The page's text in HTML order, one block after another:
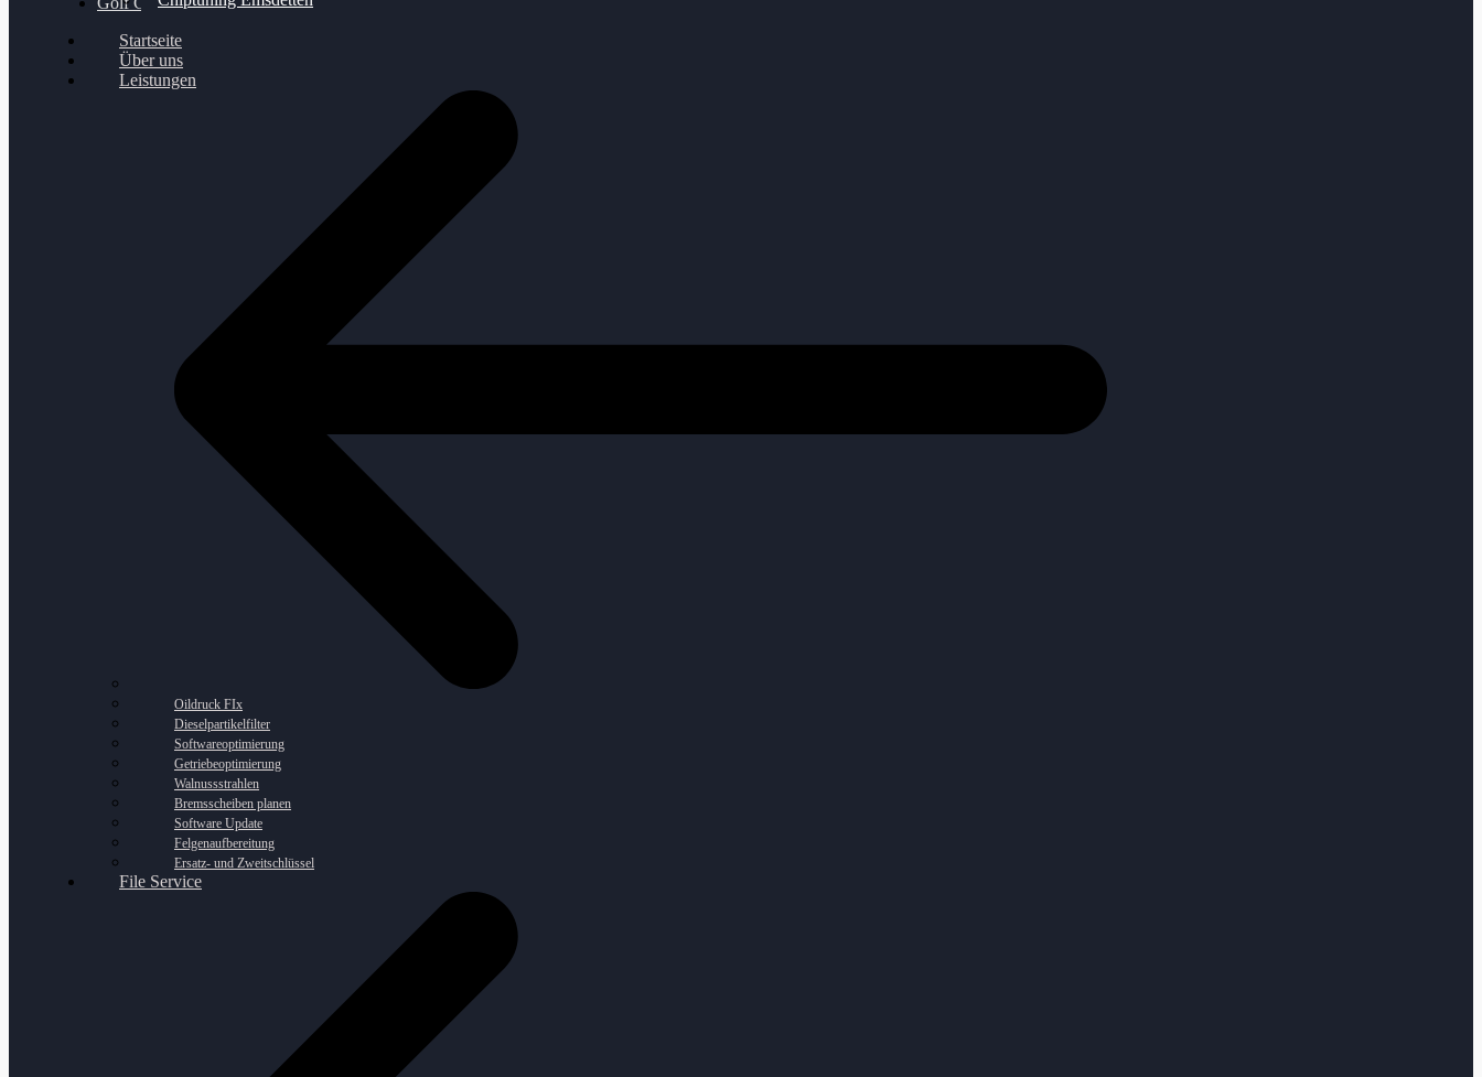
Startseite
Über uns
Leistungen
Oildruck FIx
Dieselpartikelfilter
Softwareoptimierung
Getriebeoptimierung
Walnussstrahlen
Bremsscheiben planen
Software Update
Felgenaufbereitung
Ersatz- und Zweitschlüssel
File Service